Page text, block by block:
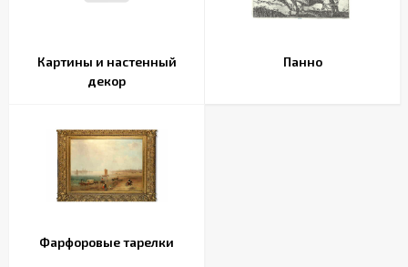
Картины и настенный
декор
Панно
Фарфоровые тарелки